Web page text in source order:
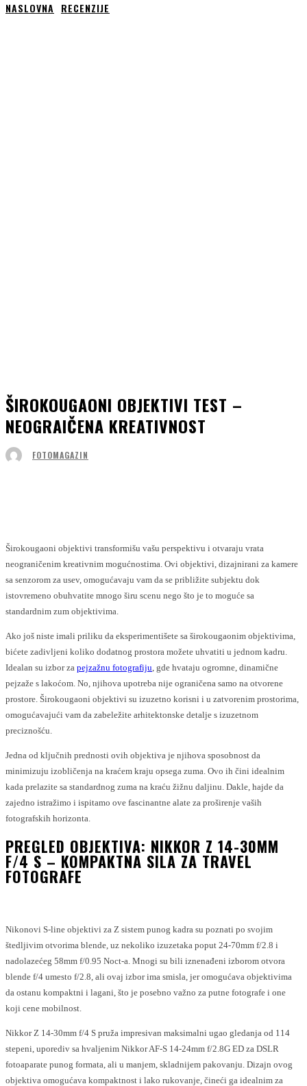
NASLOVNA RECENZIJE
ŠIROKOUGAONI OBJEKTIVI TEST –
NEOGRAIČENA KREATIVNOST
FOTOMAGAZIN
Širokougaoni objektivi transformišu vašu perspektivu i otvaraju vrata
neograničenim kreativnim mogućnostima. Ovi objektivi, dizajnirani za kamere
sa senzorom za usev, omogućavaju vam da se približite subjektu dok
istovremeno obuhvatite mnogo širu scenu nego što je to moguće sa
standardnim zum objektivima.
Ako još niste imali priliku da eksperimentišete sa širokougaonim objektivima,
bićete zadivljeni koliko dodatnog prostora možete uhvatiti u jednom kadru.
Idealan su izbor za pejzažnu fotografiju, gde hvataju ogromne, dinamične
pejzaže s lakoćom. No, njihova upotreba nije ograničena samo na otvorene
prostore. Širokougaoni objektivi su izuzetno korisni i u zatvorenim prostorima,
omogućavajući vam da zabeležite arhitektonske detalje s izuzetnom
preciznošću.
Jedna od ključnih prednosti ovih objektiva je njihova sposobnost da
minimizuju izobličenja na kraćem kraju opsega zuma. Ovo ih čini idealnim
kada prelazite sa standardnog zuma na kraću žižnu daljinu. Dakle, hajde da
zajedno istražimo i ispitamo ove fascinantne alate za proširenje vaših
fotografskih horizonta.
PREGLED OBJEKTIVA: NIKKOR Z 14-30MM
F/4 S – KOMPAKTNA SILA ZA TRAVEL
FOTOGRAFE
Nikonovi S-line objektivi za Z sistem punog kadra su poznati po svojim
štedljivim otvorima blende, uz nekoliko izuzetaka poput 24-70mm f/2.8 i
nadolazećeg 58mm f/0.95 Noct-a. Mnogi su bili iznenađeni izborom otvora
blende f/4 umesto f/2.8, ali ovaj izbor ima smisla, jer omogućava objektivima
da ostanu kompaktni i lagani, što je posebno važno za putne fotografe i one
koji cene mobilnost.
Nikkor Z 14-30mm f/4 S pruža impresivan maksimalni ugao gledanja od 114
stepeni, uporediv sa hvaljenim Nikkor AF-S 14-24mm f/2.8G ED za DSLR
fotoaparate punog formata, ali u manjem, skladnijem pakovanju. Dizajn ovog
objektiva omogućava kompaktnost i lako rukovanje, čineći ga idealnim za